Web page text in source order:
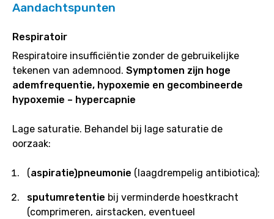
Aandachtspunten
Respiratoir
Respiratoire insufficiëntie zonder de gebruikelijke
tekenen van ademnood. Symptomen zijn hoge
ademfrequentie, hypoxemie en gecombineerde
hypoxemie – hypercapnie
Lage saturatie. Behandel bij lage saturatie de
oorzaak:
(aspiratie)pneumonie (laagdrempelig antibiotica);
sputumretentie bij verminderde hoestkracht
(comprimeren, airstacken, eventueel